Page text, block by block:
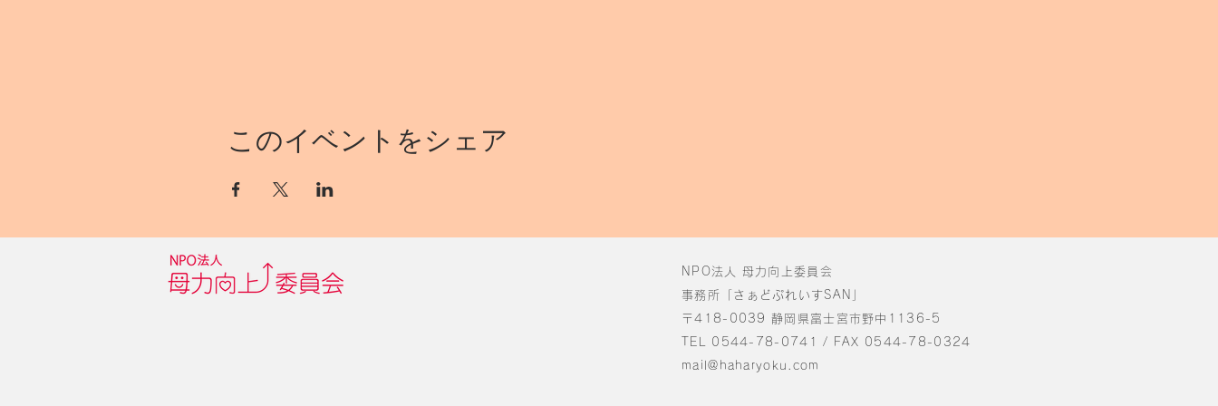
このイベントをシェア
NPO法人 母力向上委員会
事務所「さぁどぷれいすSAN」
〒418-0039 静岡県富士宮市野中1136-5
TEL 0544-78-0741 / FAX 0544-78-0324
mail@haharyoku.com